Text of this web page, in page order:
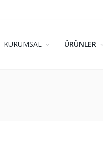
KURUMSAL ÜRÜNLER